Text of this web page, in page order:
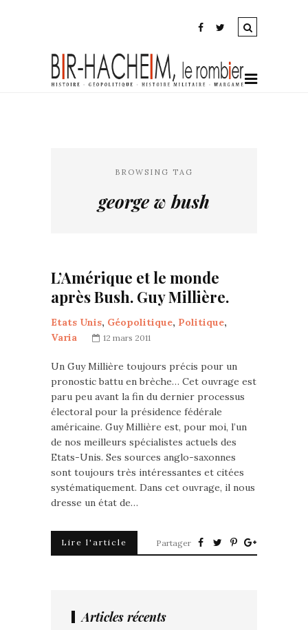
BROWSING TAG
george w bush
L’Amérique et le monde
après Bush. Guy Millière.
Etats Unis, Géopolitique, Politique,
Varia
12 mars 2011
Un Guy Millière toujours précis pour un
pronostic battu en brèche… Cet ouvrage est
paru peu avant la fin du dernier processus
électoral pour la présidence fédérale
américaine. Guy Millière est, pour moi, l’un
de nos meilleurs spécialistes actuels des
Etats-Unis. Ses sources anglo-saxonnes
sont toujours très intéressantes et citées
systématiquement. Dans cet ouvrage, il nous
dresse un état de…
Lire l'article Partager
Articles récents